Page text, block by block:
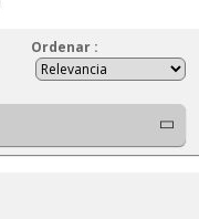
Ordenar :